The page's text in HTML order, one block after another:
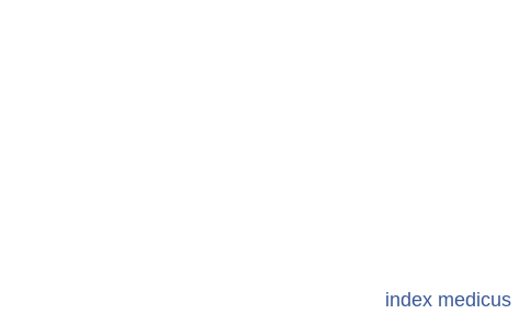
index medicus